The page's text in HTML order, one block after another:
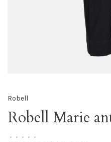
Robell
Robell Marie
• • • • •